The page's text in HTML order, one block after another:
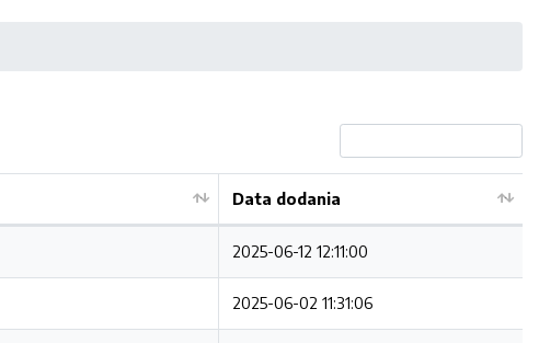
Data dodania
2025-06-12 12:11:00
2025-06-02 11:31:06